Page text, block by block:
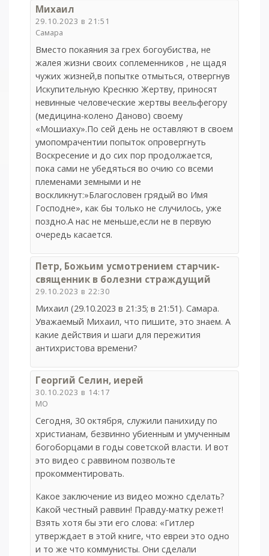
Михаил
29.10.2023 в 21:51
Самара
Вместо покаяния за грех богоубиства, не
жалея жизни своих соплеменников , не щадя
чужих жизней,в попытке отмыться, отвергнув
Искупительную Креснкю Жертву, приносят
невинные человеческие жертвы веельфегору
(медицина-колено Даново) своему
«Мошиаху».По сей день не оставляют в своем
умопомрачентии попыток опровергнуть
Воскресение и до сих пор продолжается,
пока сами не убедяться во очию со всеми
племенами земными и не
воскликнут:»Благословен грядый во Имя
Господне», как бы только не случилось, уже
поздно.А нас не меньше,если не в первую
очередь касается.
Петр, Божьим усмотрением старчик-
священник в болезни страждущий
29.10.2023 в 22:30
Михаил (29.10.2023 в 21:35; в 21:51). Самара.
Уважаемый Михаил, что пишите, это знаем. А
какие действия и шаги для пережития
антихристова времени?
Георгий Селин, иерей
30.10.2023 в 14:17
МО
Сегодня, 30 октября, служили панихиду по
христианам, безвинно убиенным и умученным
богоборцами в годы советской власти. И вот
это видео с раввином позвольте
прокомментировать.
Какое заключение из видео можно сделать?
Какой честный раввин! Правду-матку режет!
Взять хотя бы эти его слова: «Гитлер
утверждает в этой книге, что евреи это одно
и то же что коммунисты. Они сделали